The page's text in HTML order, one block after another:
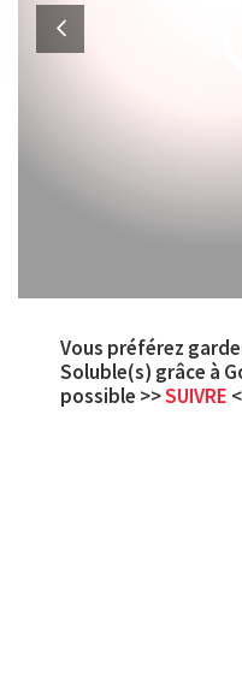
Vous préférez
Soluble(s) grâce à
possible >>SUIVRE